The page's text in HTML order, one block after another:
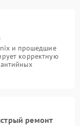
и прошедшие
корректную
ремонт